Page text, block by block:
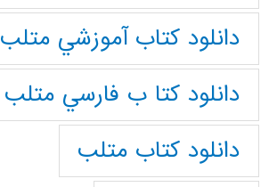
دانلود كتاب آموزشي متلب
دانلود كتا ب فارسي متلب
دانلود كتاب متلب